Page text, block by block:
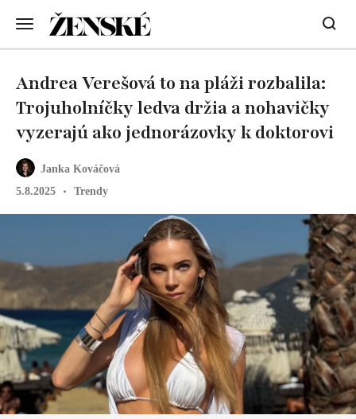
Janka Kováčová
5.8.2025
Trendy
Andrea Verešová to na pláži rozbalila:
Trojuholníčky ledva držia a nohavičky
vyzerajú ako jednorázovky k doktorovi